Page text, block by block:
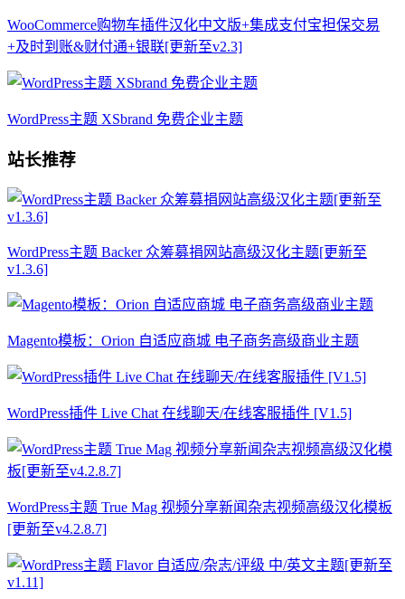
WooCommerce购物车插件汉化中文版+集成支付宝担保交易
+及时到账&财付通+银联[更新至v2.3]
WordPress主题 XSbrand 免费企业主题
站长推荐
WordPress主题 Backer 众筹募捐网站高级汉化主题[更新至
v1.3.6]
Magento模板：Orion 自适应商城 电子商务高级商业主题
WordPress插件 Live Chat 在线聊天/在线客服插件 [V1.5]
WordPress主题 True Mag 视频分享新闻杂志视频高级汉化模板
[更新至v4.2.8.7]